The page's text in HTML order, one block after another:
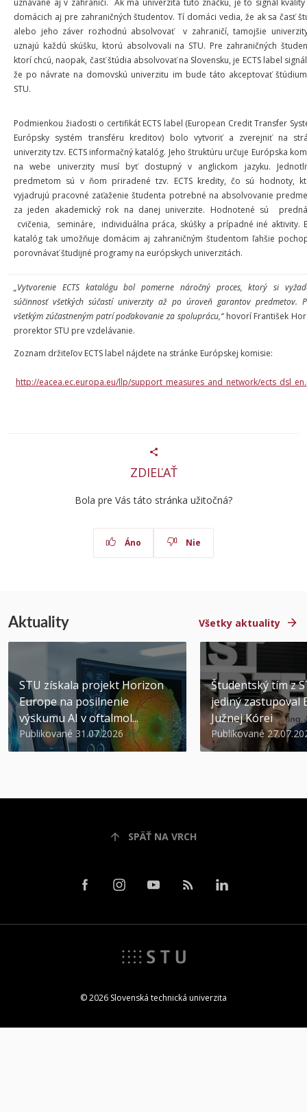
uznávané aj v zahraničí. Ak má univerzita túto značku, je to signál
domácich aj pre zahraničných študentov. Tí domáci vedia, že ak sa časť
alebo jeho záver rozhodnú absolvovať v zahraničí, tamojšie
uznajú každú skúšku, ktorú absolvovali na STU. Pre zahraničných
ktorí chcú, naopak, časť štúdia absolvovať na Slovensku, je ECTS label
že po návrate na domovskú univerzitu im bude táto akceptovať
STU.
Podmienkou žiadosti o certifikát ECTS label (European Credit Transfer
Európsky systém transféru kreditov) bolo vytvoriť a zverejniť na
univerzity tzv. ECTS informačný katalóg. Jeho štruktúru určuje Európska
na webe univerzity musí byť dostupný v anglickom jazyku.
predmetom sú v ňom priradené tzv. ECTS kredity, čo sú hodnoty,
vyjadrujú pracovné zaťaženie študenta potrebné na absolvovanie
za jeden akademický rok na danej univerzite. Hodnotené sú
cvičenia, semináre, individuálna práca, skúšky a prípadné iné aktivity.
katalóg tak umožňuje domácim aj zahraničným študentom ľahšie
porovnávať študijné programy na európskych univerzitách.
„Vytvorenie ECTS katalógu bol pomerne náročný proces, ktorý si
súčinnosť všetkých súčastí univerzity až po úroveň garantov predmetov.
všetkým zúčastneným patrí poďakovanie za spoluprácu,“hovorí František
prorektor STU pre vzdelávanie.
Zoznam držiteľov ECTS label nájdete na stránke Európskej komisie:
http://eacea.ec.europa.eu/llp/support_measures_and_network/
ZDIEĽAŤ
Bola pre Vás táto stránka užitočná?
Áno Nie
Aktuality Všetky aktuality
STU získala projekt Horizon
Europe na posilnenie
výskumu AI v oftalmol...
Publikované 31.07.2026
Študentský tím z
jediný zastupoval
Južnej Kórei
Publikované
SPÄŤ NA VRCH
© 2026 Slovenská technická univerzita